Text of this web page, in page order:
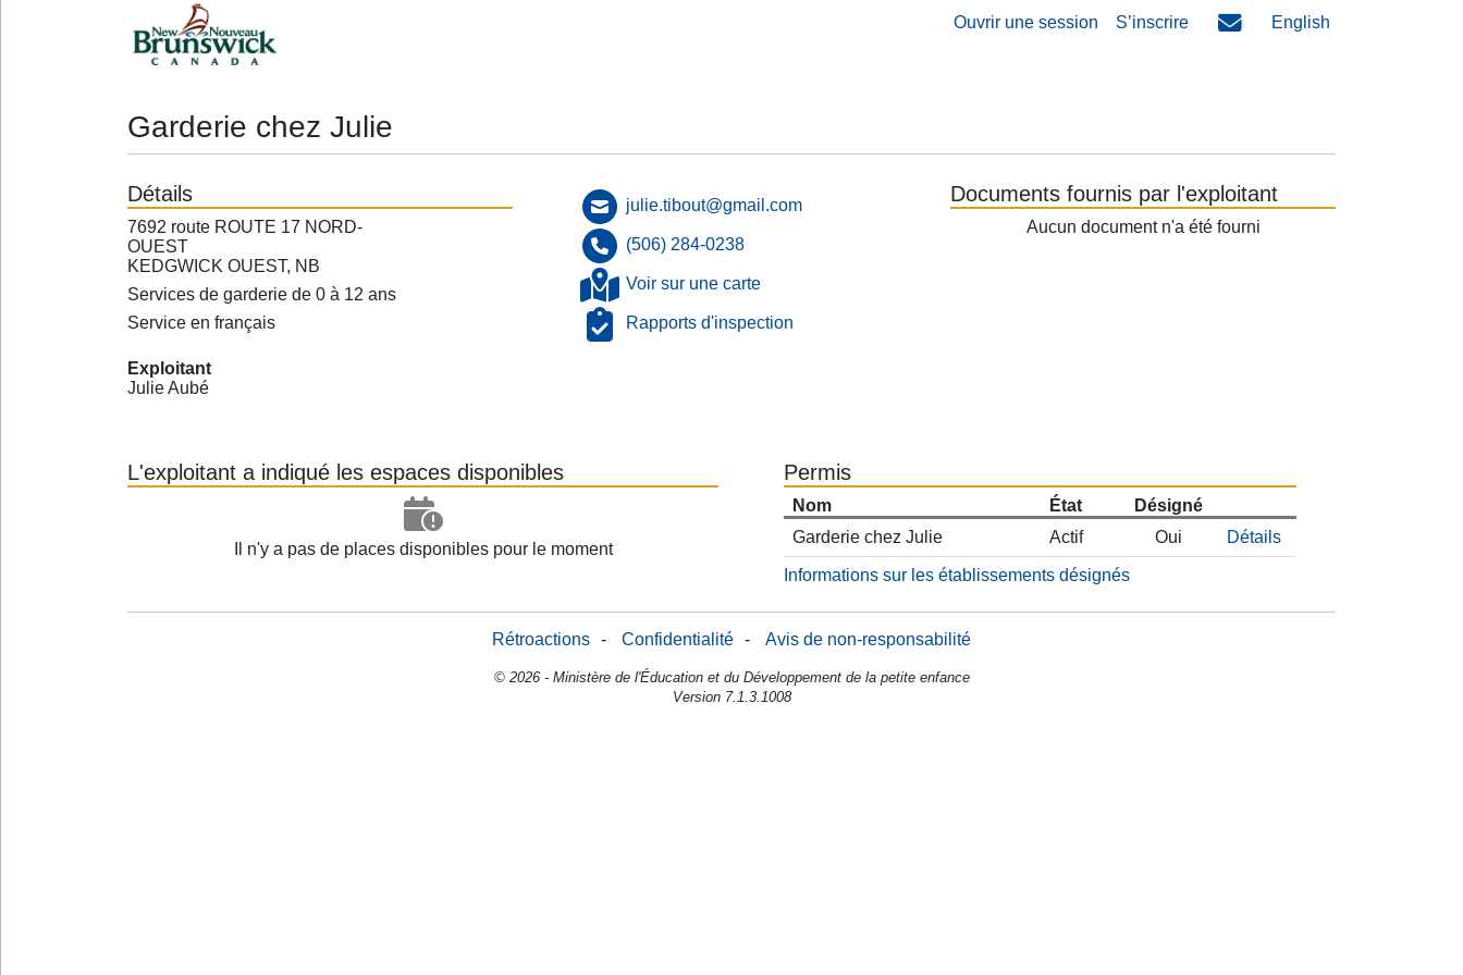
Ouvrir une session S’inscrire English
Garderie chez Julie
Détails
7692 route ROUTE 17 NORD-
OUEST
KEDGWICK OUEST, NB
Services de garderie de 0 à 12 ans
Service en français
Exploitant
Julie Aubé
julie.tibout@gmail.com
(506) 284-0238
Voir sur une carte
Rapports d'inspection
Documents fournis par l'exploitant
Aucun document n'a été fourni
L'exploitant a indiqué les espaces disponibles
Il n'y a pas de places disponibles pour le moment
Permis
Nom État
Désigné
Garderie chez Julie
Actif Oui Détails
Informations sur les établissements désignés
Rétroactions - Confidentialité - Avis de non-responsabilité
© 2026 - Ministère de l'Éducation et du Développement de la petite enfance
Version 7.1.3.1008